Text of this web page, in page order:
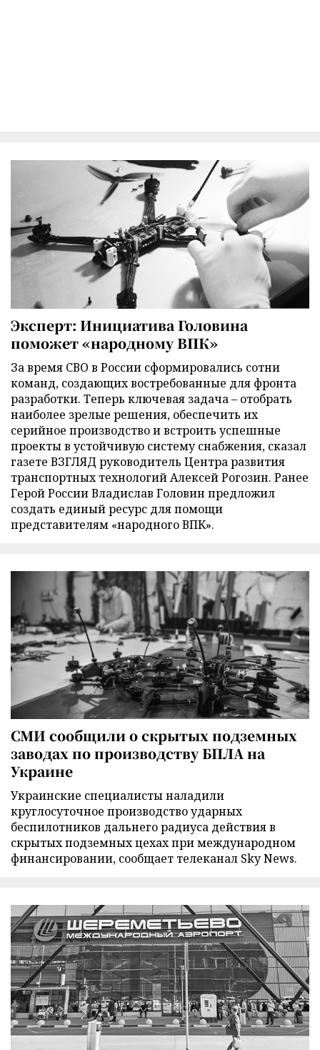
Эксперт: Инициатива Головина
поможет «народному ВПК»
За время СВО в России сформировались сотни
команд, создающих востребованные для фронта
разработки. Теперь ключевая задача – отобрать
наиболее зрелые решения, обеспечить их
серийное производство и встроить успешные
проекты в устойчивую систему снабжения, сказал
газете ВЗГЛЯД руководитель Центра развития
транспортных технологий Алексей Рогозин. Ранее
Герой России Владислав Головин предложил
создать единый ресурс для помощи
представителям «народного ВПК».
СМИ сообщили о скрытых подземных
заводах по производству БПЛА на
Украине
Украинские специалисты наладили
круглосуточное производство ударных
беспилотников дальнего радиуса действия в
скрытых подземных цехах при международном
финансировании, сообщает телеканал Sky News.